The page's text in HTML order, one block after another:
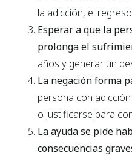
la adicción, el
Esperar a que la
prolonga el
años y generar un
La negación forma
persona con
o justificarse para
La ayuda se pide
consecuencias